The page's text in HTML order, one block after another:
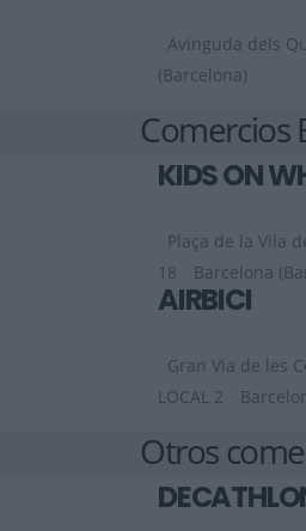
Avinguda dels
(Barcelona)
Comercios
KIDS ON
Plaça de la Vila
18
Barcelona
AIRBICI
Gran Via de les
LOCAL 2
Otros